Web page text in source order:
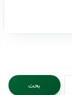
البحث
عن: